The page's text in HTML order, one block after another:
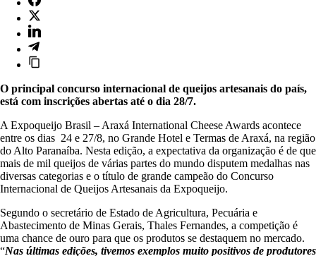
O principal concurso internacional de queijos artesanais do país,
está com inscrições abertas até o dia 28/7.
A Expoqueijo Brasil – Araxá International Cheese Awards acontece
entre os dias 24 e 27/8, no Grande Hotel e Termas de Araxá, na região
do Alto Paranaíba. Nesta edição, a expectativa da organização é de que
mais de mil queijos de várias partes do mundo disputem medalhas nas
diversas categorias e o título de grande campeão do Concurso
Internacional de Queijos Artesanais da Expoqueijo.
Segundo o secretário de Estado de Agricultura, Pecuária e
Abastecimento de Minas Gerais, Thales Fernandes, a competição é
uma chance de ouro para que os produtos se destaquem no mercado.
“Nas últimas edições, tivemos exemplos muito positivos de produtores